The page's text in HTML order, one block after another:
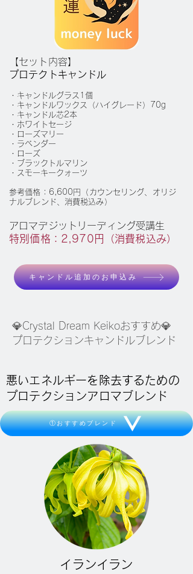
【セット内容】
プロテクトキャンドル
・キャンドルグラス1個
・キャンドルワックス（ハイグレード）70g
・キャンドル芯2本
・ホワイトセージ
・ローズマリー
・ラベンダー
・ローズ
​・ブラックトルマリン
・スモーキークォーツ
参考価格：6,600円（カウンセリング、オリジ
ナルブレンド、消費税込み）
アロマデジットリーディング受講生
特別価格：2,970円（消費税込み）
キャンドル追加のお申込み
💎Crystal Dream Keikoおすすめ💎
プロテクションキャンドルブレンド
悪いエネルギーを除去するための
プロテクションアロマブレンド
①おすすめブレンド
イランイラン